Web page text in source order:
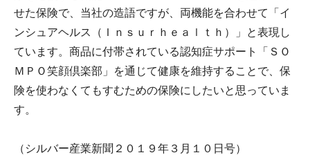
せた保険で、当社の造語ですが、両機能を合わせて「イ
ンシュアヘルス（Ｉｎｓｕｒｈｅａｌｔｈ）」と表現し
ています。商品に付帯されている認知症サポート「ＳＯ
ＭＰＯ笑顔倶楽部」を通じて健康を維持することで、保
険を使わなくてもすむための保険にしたいと思っていま
す。
（シルバー産業新聞２０１９年３月１０日号）